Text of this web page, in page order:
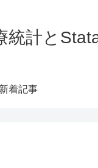
統計と
新着記事